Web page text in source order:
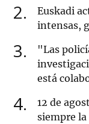
2
Euskadi
intensas,
3
"Las
está
4
12 de
siempre la